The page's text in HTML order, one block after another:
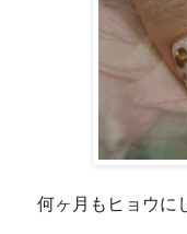
何ヶ月もヒョウに